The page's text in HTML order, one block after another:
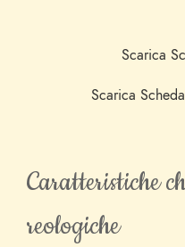
Scarica
Scarica
Caratteristiche
reologiche